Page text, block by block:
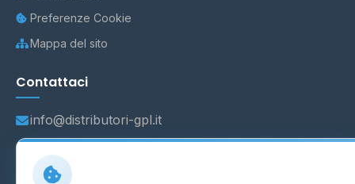
Preferenze Cookie
Mappa del sito
Contattaci
info@distributori-gpl.it